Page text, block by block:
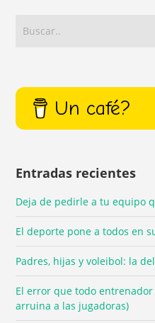
Un café?
Entradas recientes
Deja de pedirle a tu equipo
El deporte pone a todos en
Padres, hijas y voleibol: la
El error que todo
arruina a las jugadoras)